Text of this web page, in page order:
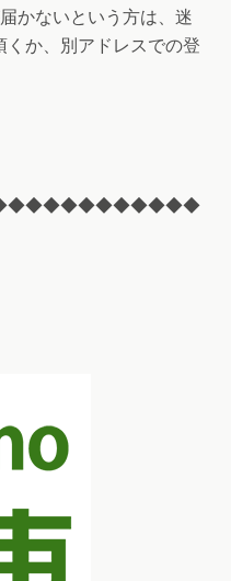
かないという方は、迷
か、別アドレスでの登